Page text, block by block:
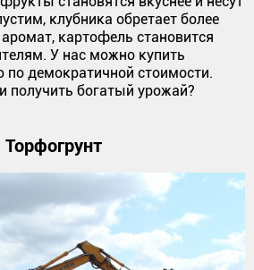
клубника обретает более
картофель становится
У нас можно купить
демократичной стоимости.
получить богатый урожай?
Торфогрунт